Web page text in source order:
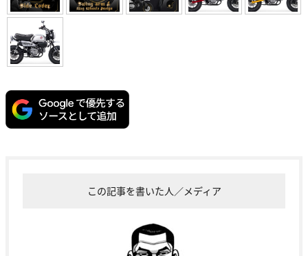
この記事を書いた人／メディア